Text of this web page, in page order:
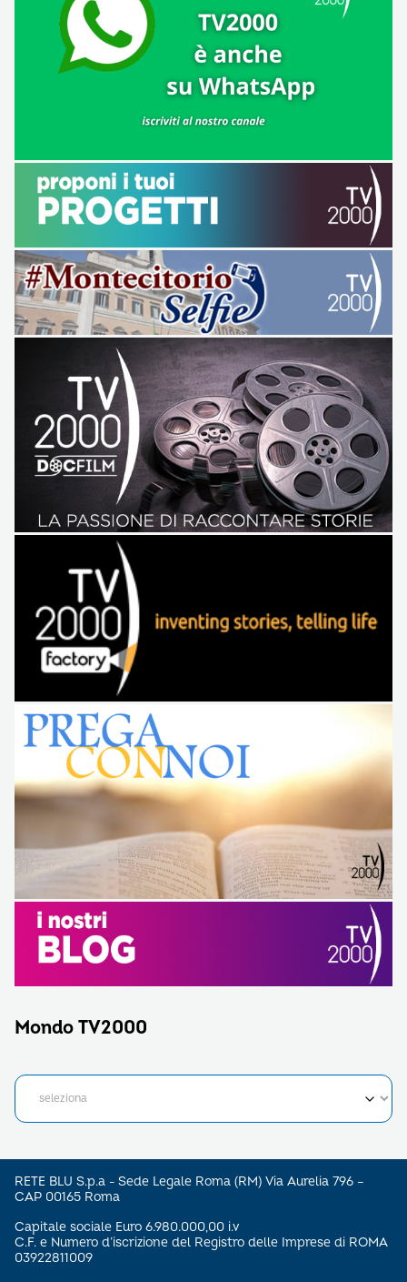
Mondo TV2000
RETE BLU S.p.a - Sede Legale Roma (RM) Via Aurelia 796 –
CAP 00165 Roma
Capitale sociale Euro 6.980.000,00 i.v
C.F. e Numero d’iscrizione del Registro delle Imprese di ROMA
03922811009